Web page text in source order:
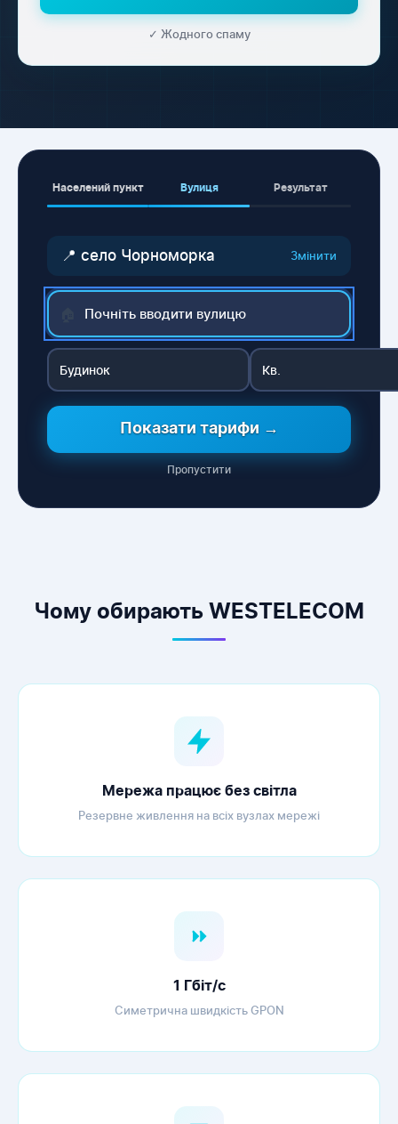
✓ Жодного спаму
Населений пункт Вулиця Результат
📍 село Чорноморка Змінити
Показати тарифи →
Пропустити
Чому обирають WESTELECOM
Мережа працює без світла
Резервне живлення на всіх вузлах мережі
1 Гбіт/с
Симетрична швидкість GPON